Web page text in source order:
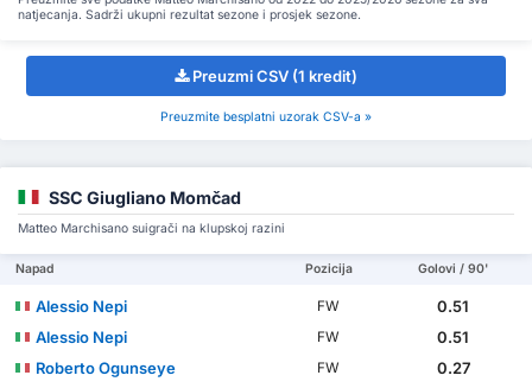
natjecanja. Sadrži ukupni rezultat sezone i prosjek sezone.
Preuzmi CSV (1 kredit)
Preuzmite besplatni uzorak CSV-a »
SSC Giugliano Momčad
Matteo Marchisano suigrači na klupskoj razini
Napad Pozicija Golovi / 90'
Alessio Nepi FW
0.51
Alessio Nepi
FW
0.51
Roberto Ogunseye
FW
0.27